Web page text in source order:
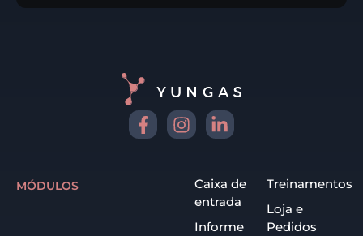
MÓDULOS
Caixa de
entrada
Informe
Treinamentos
Loja e
Pedidos